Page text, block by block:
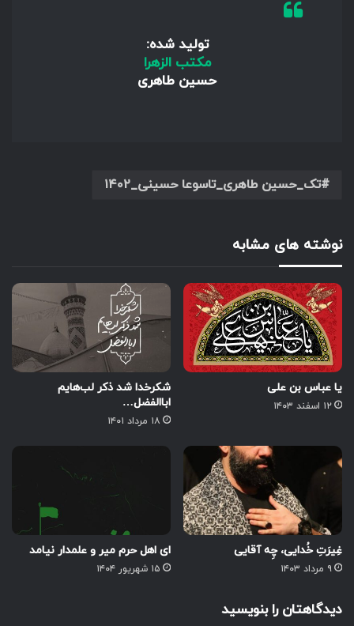
تولید شده:
مکتب الزهرا
حسین طاهری
تک_حسین طاهری_تاسوعا حسینی_۱۴۰۲
نوشته های مشابه
یا عباس بن علی
۱۲ اسفند ۱۴۰۳
شکرخدا شد ذکر لب‌هایم
اباالفضل…
۱۸ مرداد ۱۴۰۱
غِیرَتِ خُدایی، چِه آقایی
۹ مرداد ۱۴۰۳
ای اهل حرم میر و علمدار نیامد
۱۵ شهریور ۱۴۰۴
دیدگاهتان را بنویسید